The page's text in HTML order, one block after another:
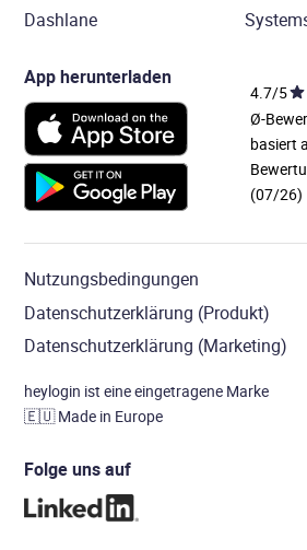
Dashlane
App herunterladen
4.7/5
Ø-
basiert
(07/26)
Nutzungsbedingungen
Datenschutzerklärung (Produkt)
Datenschutzerklärung (Marketing)
heylogin ist eine eingetragene Marke
🇪🇺Made in Europe
Folge uns auf